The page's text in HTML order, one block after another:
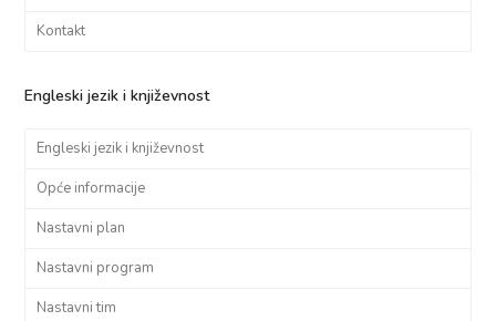
Kontakt
Engleski jezik i književnost
Engleski jezik i književnost
Opće informacije
Nastavni plan
Nastavni program
Nastavni tim